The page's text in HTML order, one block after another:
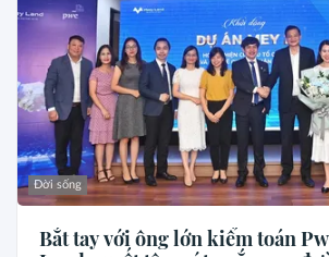
Đời sống
Bắt tay với ông lớn kiểm toán